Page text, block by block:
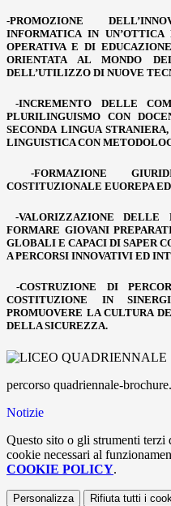
-PROMOZIONE
INFORMATICA IN
OPERATIVA E DI
ORIENTATA AL MONDO
DELL’UTILIZZO DI NUOVE
-INCREMENTO DELLE
PLURILINGUISMO CON
SECONDA LINGUA
LINGUISTICA CON
-FORMAZIONE
COSTITUZIONALE EUOREPA
-VALORIZZAZIONE DELLE
FORMARE GIOVANI
GLOBALI E CAPACI DI SAPER
A PERCORSI INNOVATIVI ED
-COSTRUZIONE DI
COSTITUZIONE IN
PROMUOVERE LA CULTURA
DELLA SICUREZZA.
percorso quadriennale-
Notizie
Questo sito o gli strumenti
cookie necessari al
COOKIE POLICY.
Personalizza Rifiuta tutti i